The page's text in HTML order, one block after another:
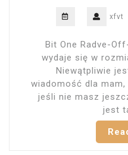
xfvt
Bit One Radve-
wydaje się w
Niewątpliwie
wiadomość dla
jeśli nie masz
jest